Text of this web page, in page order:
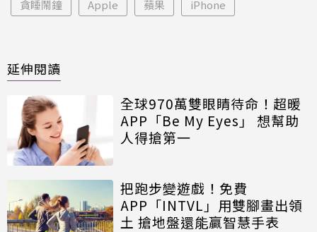
貪睡鬧鐘 Apple 蘋果 iPhone
延伸閱讀
全球970萬雙眼睛待命！超暖
APP「Be My Eyes」 想幫助
人得搶第一
把跑步變遊戲！免費
APP「INTVL」用雙腳畫出領
土 搶地盤還能贏智慧手表